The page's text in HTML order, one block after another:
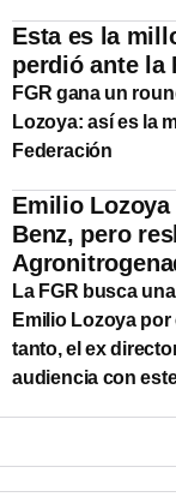
Esta es la
perdió ante la
FGR gana un
Lozoya: así es la
Federación
Emilio Lozoya
Benz, pero
La FGR busca
Emilio Lozoya
tanto, el ex
audiencia con